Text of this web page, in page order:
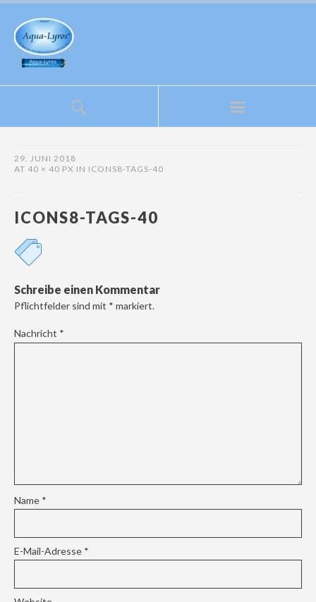
29. JUNI 2018
AT 40 × 40 PX IN ICONS8-TAGS-40
ICONS8-TAGS-40
Schreibe einen Kommentar
Pflichtfelder sind mit * markiert.
Nachricht *
Name *
E-Mail-Adresse *